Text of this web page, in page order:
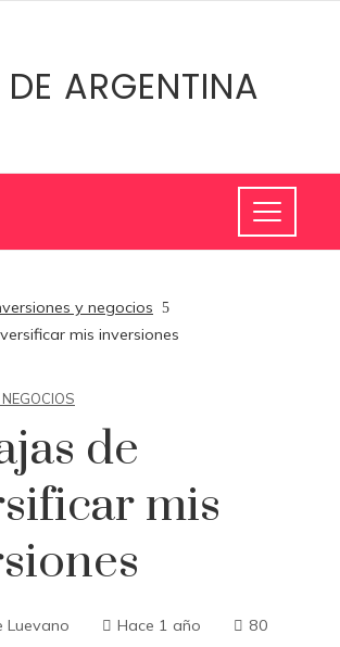
DE ARGENTINA
y negocios
mis inversiones
de
mis
Luevano Hace 1 año 80